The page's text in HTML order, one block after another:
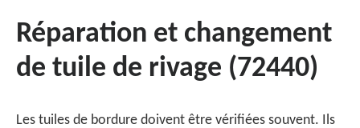
Réparation et changement
de tuile de rivage (72440)
Les tuiles de bordure doivent être vérifiées souvent. Ils